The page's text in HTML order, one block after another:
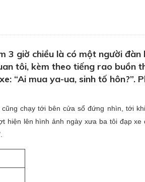
3 giờ chiều là có một người đàn
tôi, kèm theo tiếng rao buồn
“Ai mua ya-ua, sinh tố hôn?”.
chạy tới bên cửa sổ đứng nhìn, tới
hiện lên hình ảnh ngày xưa ba tôi đạp xe